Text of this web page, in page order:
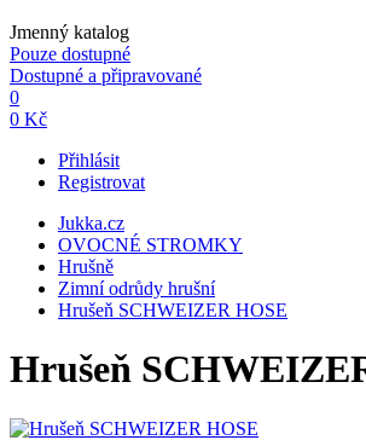
Jmenný katalog
Pouze dostupné
Dostupné a připravované
0
0 Kč
Přihlásit
Registrovat
Jukka.cz
OVOCNÉ STROMKY
Hrušně
Zimní odrůdy hrušní
Hrušeň SCHWEIZER HOSE
Hrušeň